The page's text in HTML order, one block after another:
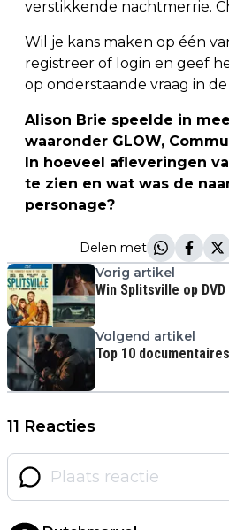
verstikkende nachtmerrie.
Wil je kans maken op één
registreer of login en geef
op onderstaande vraag in de
Alison Brie speelde in
waaronder GLOW,
In hoeveel afleveringen
te zien en wat was de
personage?
Delen met
Vorig artikel
Win Splitsville op
Volgend artikel
Top 10
11 Reacties